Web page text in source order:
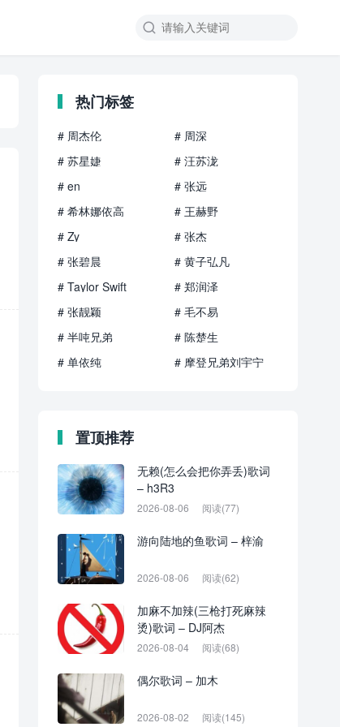

热门标签
# 周杰伦
# 周深
# 苏星婕
# 汪苏泷
# en
# 张远
# 希林娜依高
# 王赫野
# Zy
# 张杰
# 张碧晨
# 黄子弘凡
# Taylor Swift
# 郑润泽
# 张靓颖
# 毛不易
# 半吨兄弟
# 陈楚生
# 单依纯
# 摩登兄弟刘宇宁
置顶推荐
无赖(怎么会把你弄丢)歌词
– h3R3
2026-08-06 阅读(77)
游向陆地的鱼歌词 – 梓渝
2026-08-06 阅读(62)
加麻不加辣(三枪打死麻辣
烫)歌词 – DJ阿杰
2026-08-04 阅读(68)
偶尔歌词 – 加木
2026-08-02 阅读(145)